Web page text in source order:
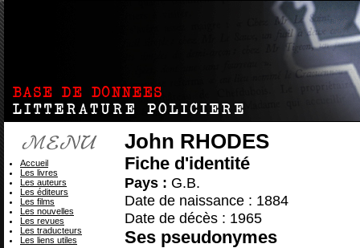
John RHODES
Fiche d'identité
Pays : G.B.
Date de naissance : 1884
Date de décès : 1965
Ses pseudonymes
Accueil
Les livres
Les auteurs
Les éditeurs
Les films
Les nouvelles
Les revues
Les traducteurs
Les liens utiles